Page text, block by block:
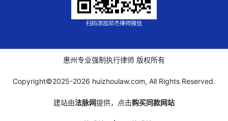
扫码添加邓杰律师微信
惠州专业强制执行律师 版权所有
Copyright©2025-2026 huizhoulaw.com, All Rights Reserved.
建站由法脉网提供，点击购买同款网站